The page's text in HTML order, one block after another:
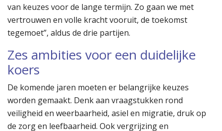
van keuzes voor de lange termijn. Zo gaan we met
vertrouwen en volle kracht vooruit, de toekomst
tegemoet”, aldus de drie partijen.
Zes ambities voor een duidelijke
koers
De komende jaren moeten er belangrijke keuzes
worden gemaakt. Denk aan vraagstukken rond
veiligheid en weerbaarheid, asiel en migratie, druk op
de zorg en leefbaarheid. Ook vergrijzing en